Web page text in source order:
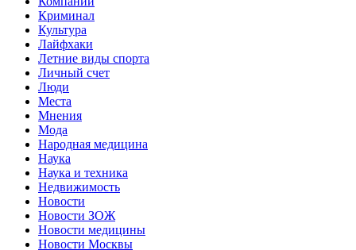
Криминал
Культура
Лайфхаки
Летние виды спорта
Личный счет
Люди
Места
Мнения
Мода
Народная медицина
Наука
Наука и техника
Недвижимость
Новости
Новости ЗОЖ
Новости медицины
Новости Москвы